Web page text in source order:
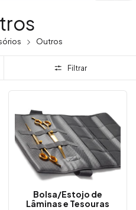
Outros
Filtrar
Bolsa/Estojo de
Lâminas e Tesouras